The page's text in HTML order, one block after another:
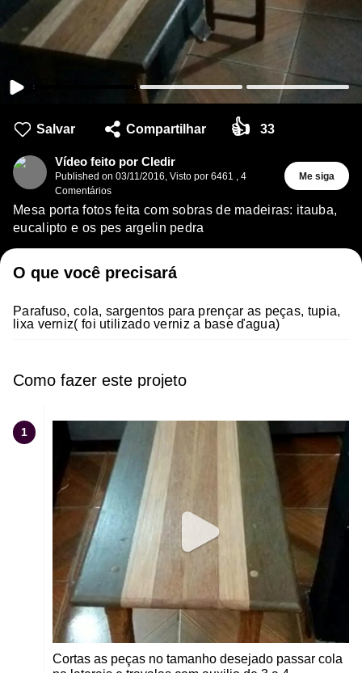
Salvar Compartilhar 👍 33
Vídeo feito por Cledir
Published on 03/11/2016 Visto por 6461
4
Comentários
Me siga
Mesa porta fotos feita com sobras de madeiras: itauba,
eucalipto e os pes argelin pedra
O que você precisará
Parafuso, cola, sargentos para prençar as peças, tupia,
lixa verniz( foi utilizado verniz a base ďagua)
Como fazer este projeto
1
Cortas as peças no tamanho desejado passar cola